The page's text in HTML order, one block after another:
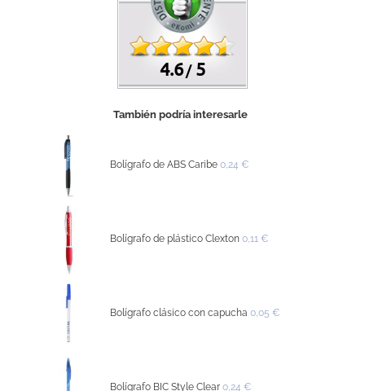
4.6 /5
También podría interesarle
Bolígrafo de ABS Caribe 0,24 €
Bolígrafo de plástico Clexton 0,11 €
Bolígrafo clásico con capucha 0,05 €
Bolígrafo BIC Style Clear 0,24 €